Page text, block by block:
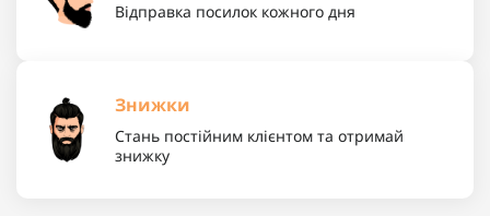
Відправка посилок кожного дня
Знижки
Стань постійним клієнтом та отримай
знижку